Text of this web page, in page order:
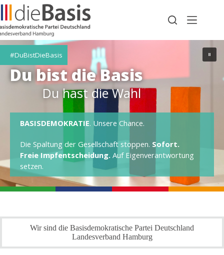
Zum
Inhalt
springen
#DuBistDieBasis
Du bist die Basis
Du hast die Wahl
BASISDEMOKRATIE. Unsere Chance.
Die Spaltung der Gesellschaft stoppen. Sofort.
Freie Impfentscheidung. Auf Eigenverantwortung
setzen.
Wir sind die Basisdemokratische Partei Deutschland
Landesverband Hamburg